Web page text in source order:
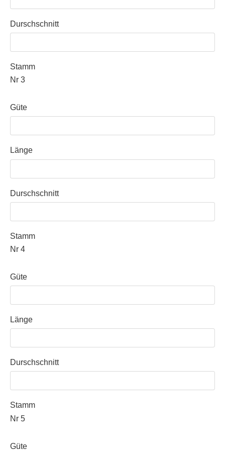
Durschschnitt
Stamm
Nr 3
Güte
Länge
Durschschnitt
Stamm
Nr 4
Güte
Länge
Durschschnitt
Stamm
Nr 5
Güte